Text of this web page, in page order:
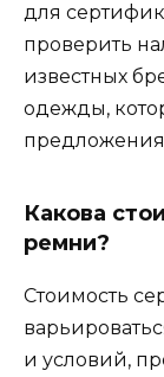
для
проверить
известных
одежды,
Какова
ремни?
Стоимость
и условий,